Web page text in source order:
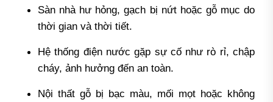
Sàn nhà hư hỏng, gạch bị nứt hoặc gỗ mục do
thời gian và thời tiết.
Hệ thống điện nước gặp sự cố như rò rỉ, chập
cháy, ảnh hưởng đến an toàn.
Nội thất gỗ bị bạc màu, mối mọt hoặc không